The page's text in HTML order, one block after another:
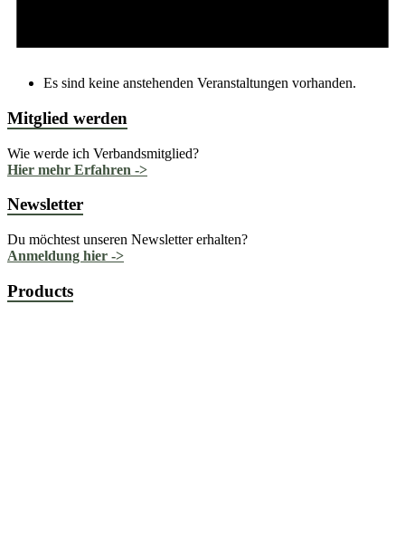
Es sind keine anstehenden Veranstaltungen vorhanden.
Mitglied werden
Wie werde ich Verbandsmitglied?
Hier mehr Erfahren ->
Newsletter
Du möchtest unseren Newsletter erhalten?
Anmeldung hier ->
Products